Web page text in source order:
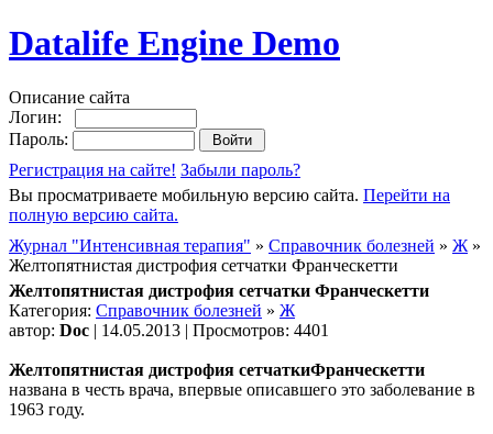
Datalife Engine Demo
Описание сайта
Логин:
Пароль:
Регистрация на сайте! Забыли пароль?
Вы просматриваете мобильную версию сайта. Перейти на
полную версию сайта.
Журнал "Интенсивная терапия" » Справочник болезней » Ж »
Желтопятнистая дистрофия сетчатки Франческетти
Желтопятнистая дистрофия сетчатки Франческетти
Категория: Справочник болезней » Ж
автор: Doc | 14.05.2013 | Просмотров: 4401
Желтопятнистая дистрофия сетчаткиФранческетти
названа в честь врача, впервые описавшего это заболевание в
1963 году.